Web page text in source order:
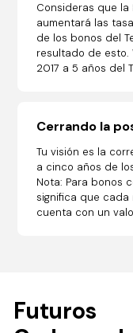
Consideras que la
aumentará las
de los bonos del
resultado de esto.
2017 a 5 años del
Cerrando la
Tu visión es la
a cinco años de
Nota: Para bonos
significa que cada
cuenta con un
Futuros